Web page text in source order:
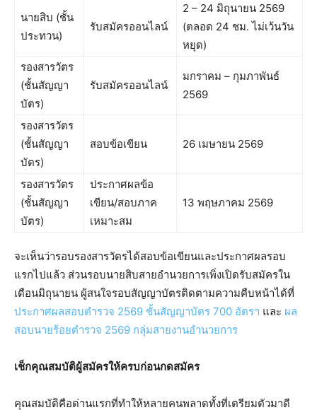
นายสิบ (ชั้น
ประทวน)
รับสมัครออนไลน์
2 – 24 มิถุนายน 2569
(ตลอด 24 ชม. ไม่เว้นวัน
หยุด)
รองสารวัตร
(ชั้นสัญญา
บัตร)
รับสมัครออนไลน์
มกราคม – กุมภาพันธ์
2569
รองสารวัตร
(ชั้นสัญญา
บัตร)
สอบข้อเขียน 26 เมษายน 2569
รองสารวัตร
(ชั้นสัญญา
บัตร)
ประกาศผลข้อ
เขียน/สอบภาค
เหมาะสม
13 พฤษภาคม 2569
จะเห็นว่ารอบรองสารวัตรได้สอบข้อเขียนและประกาศผลรอบ
แรกไปแล้ว ส่วนรอบนายสิบสายอำนวยการเพิ่งเปิดรับสมัครใน
เดือนมิถุนายน ผู้สนใจรอบสัญญาบัตรติดตามความคืบหน้าได้ที่
ประกาศผลสอบตำรวจ 2569 ชั้นสัญญาบัตร 700 อัตรา และ ผล
สอบนายร้อยตำรวจ 2569 กลุ่มสายงานอำนวยการ
เช็กคุณสมบัติผู้สมัครให้ครบก่อนกดสมัคร
คุณสมบัติคือด่านแรกที่ทำให้หลายคนพลาดทั้งที่เตรียมตัวมาดี